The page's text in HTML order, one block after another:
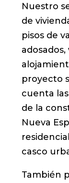
Nuestro
de
pisos de
proyecto
cuenta
de la
Nueva
casco
También